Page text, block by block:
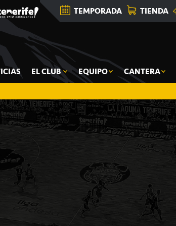
TEMPORADA TIENDA
EL CLUB EQUIPO CANTERA